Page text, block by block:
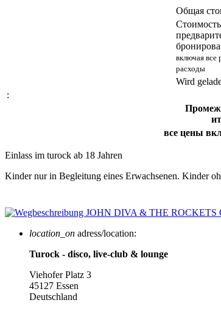
Общая
Стоимость
включая все
расходы
Wird
:
все цены
Einlass im turock ab 18 Jahren
Kinder nur in Begleitung eines Erwachsenen. Kinder
location_on adress/location:
Turock - disco, live-club & lounge
Viehofer Platz 3
45127 Essen
Deutschland